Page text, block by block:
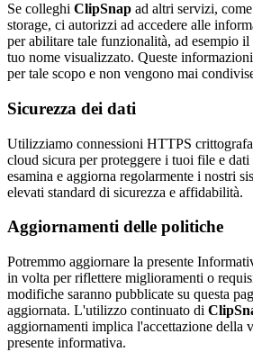
Se colleghi ClipSnap ad altri servizi,
storage, ci autorizzi ad accedere alle
per abilitare tale funzionalità, ad esempio
tuo nome visualizzato. Queste
per tale scopo e non vengono mai
Sicurezza dei dati
Utilizziamo connessioni HTTPS
cloud sicura per proteggere i tuoi file e
esamina e aggiorna regolarmente i nostri
elevati standard di sicurezza e affidabilità.
Aggiornamenti delle politiche
Potremmo aggiornare la presente
in volta per riflettere miglioramenti o
modifiche saranno pubblicate su questa
aggiornata. L'utilizzo continuato di
aggiornamenti implica l'accettazione della
presente informativa.